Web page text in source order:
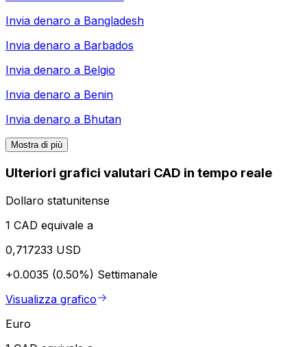
Invia denaro a Bangladesh
Invia denaro a Barbados
Invia denaro a Belgio
Invia denaro a Benin
Invia denaro a Bhutan
Mostra di più
Ulteriori grafici valutari CAD in tempo reale
Dollaro statunitense
1 CAD equivale a
0,717233 USD
+0.0035 (0.50%) Settimanale
Visualizza grafico
Euro